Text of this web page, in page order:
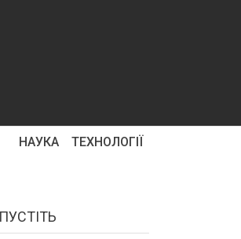
НАУКА ТЕХНОЛОГІЇ